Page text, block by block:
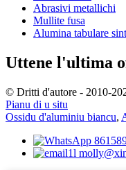
Abrasivi metallichi
Mullite fusa
Alumina tabulare
Uttene l'ultima
© Dritti d'autore - 2010-
Pianu di u situ
Ossidu d'aluminiu biancu,